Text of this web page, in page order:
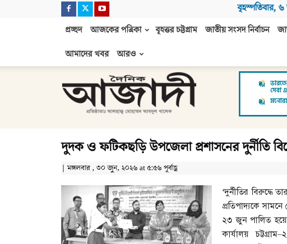
বৃহস্পতিবার, ৬
প্রচ্ছদ আজকের পত্রিকা বৃহত্তর চট্টগ্রাম জাতীয় সংসদ নির্বাচন
আমাদের খবর
আরও
আজাদী
দুদক ও ফটিকছড়ি উপজেলা প্রশাসনের দুর্নীতি
| মঙ্গলবার , ৩০ জুন, ২০২৬ at ৫:৫৬ পূর্বাহ্ণ
‘দুর্নীতির বিরুদ্ধে
প্রতিপাদ্যকে
২৩ জুন পালিত
কার্যালয় চট্টগ্রাম–